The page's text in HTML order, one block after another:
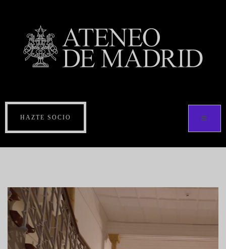
HAZTE SOCIO